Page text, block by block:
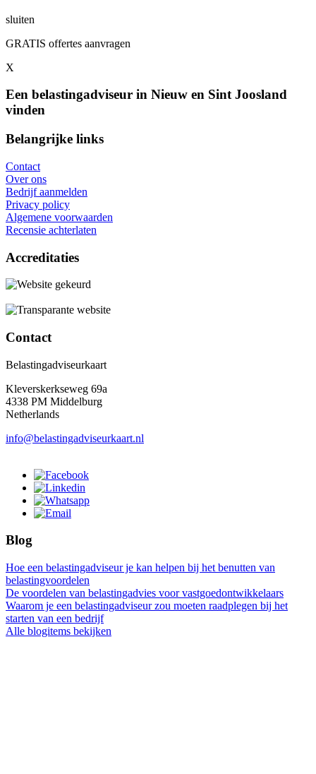
sluiten
GRATIS offertes aanvragen
X
Een belastingadviseur in Nieuw en Sint Joosland
vinden
Belangrijke links
Contact
Over ons
Bedrijf aanmelden
Privacy policy
Algemene voorwaarden
Recensie achterlaten
Accreditaties
Contact
Belastingadviseurkaart
Kleverskerkseweg 69a
4338 PM Middelburg
Netherlands
info@belastingadviseurkaart.nl
Blog
Hoe een belastingadviseur je kan helpen bij het benutten van
belastingvoordelen
De voordelen van belastingadvies voor vastgoedontwikkelaars
Waarom je een belastingadviseur zou moeten raadplegen bij het
starten van een bedrijf
Alle blogitems bekijken